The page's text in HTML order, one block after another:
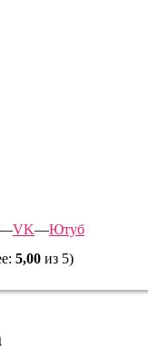
VK—Ютуб
5,00из 5)